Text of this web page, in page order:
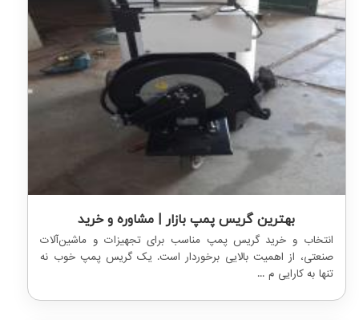
بهترین گریس پمپ بازار | مشاوره و خرید
انتخاب و خرید گریس پمپ مناسب برای تجهیزات و ماشین‌آلات
صنعتی، از اهمیت بالایی برخوردار است. یک گریس پمپ خوب نه
تنها به کارایی م ...